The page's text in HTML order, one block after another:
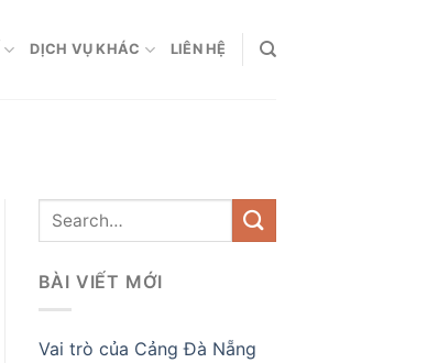
DỊCH VỤ KHÁC LIÊN HỆ
BÀI VIẾT MỚI
Vai trò của Cảng Đà Nẵng